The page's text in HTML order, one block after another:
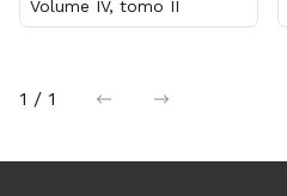
Volume IV, tomo II
1 / 1 precedentesuccessiva